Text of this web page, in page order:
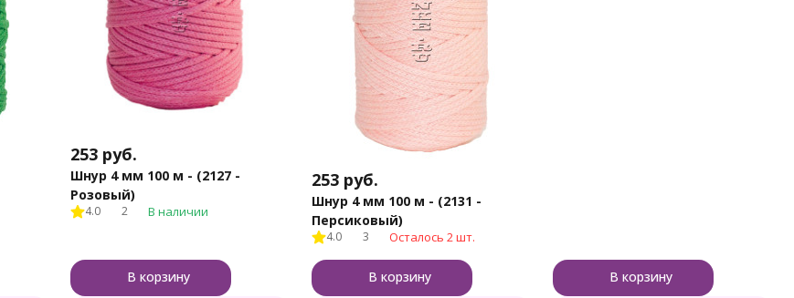
253 руб.
Шнур 4 мм 100 м - (2127 -
Розовый)
4.0 2 В наличии
В корзину
253 руб.
Шнур 4 мм 100 м - (2131 -
Персиковый)
4.0 3 Осталось 2 шт.
В корзину В корзину